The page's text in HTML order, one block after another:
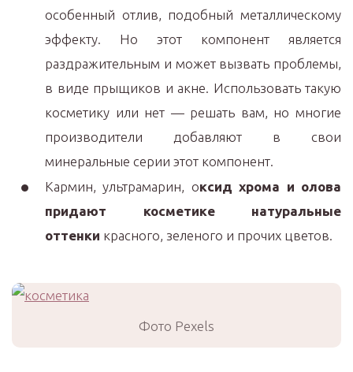
особенный отлив, подобный металлическому
эффекту. Но этот компонент является
раздражительным и может вызвать проблемы,
в виде прыщиков и акне. Использовать такую
косметику или нет — решать вам, но многие
производители добавляют в свои
минеральные серии этот компонент.
Кармин, ультрамарин, оксид хрома и олова
придают косметике натуральные
оттенки красного, зеленого и прочих цветов.
Фото Pexels